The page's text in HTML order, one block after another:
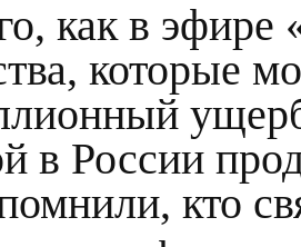
как в эфире
которые
в России
кто